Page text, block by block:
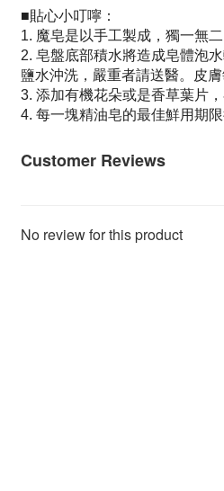
■貼心小叮嚀：
1. 魔皂是以手工製成，獨一無
2. 皂盤底部積水將造成皂體泡
鹽水沖洗，嚴重者請送醫。皮
3. 添加有機花朵或是香草葉片
4. 每一塊精油皂的最佳鮮用期
Customer Reviews
No review for this product